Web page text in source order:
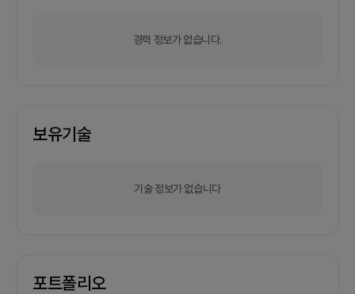
경력 정보가 없습니다.
보유기술
기술 정보가 없습니다
포트폴리오